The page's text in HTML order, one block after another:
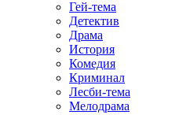
Гей-тема
Детектив
Драма
История
Комедия
Криминал
Лесби-тема
Мелодрама